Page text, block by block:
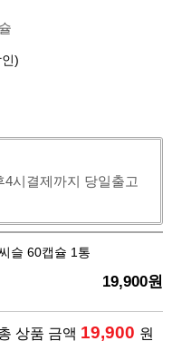
)
시결제까지 당일출고
슬 60캡슐 1통
19,900원
상품 금액 19,900 원